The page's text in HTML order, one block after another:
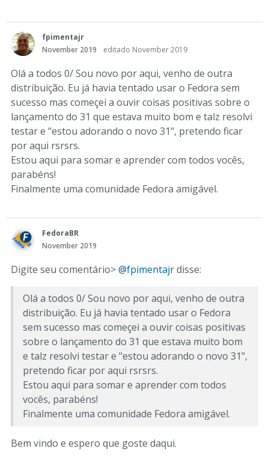
fpimentajr
November 2019
editado November 2019
Olá a todos 0/ Sou novo por aqui, venho de outra
distribuição. Eu já havia tentado usar o Fedora sem
sucesso mas começei a ouvir coisas positivas sobre o
lançamento do 31 que estava muito bom e talz resolvi
testar e "estou adorando o novo 31", pretendo ficar
por aqui rsrsrs.
Estou aqui para somar e aprender com todos vocês,
parabéns!
Finalmente uma comunidade Fedora amigável.
FedoraBR
November 2019
Digite seu comentário>@fpimentajrdisse:
Olá a todos 0/ Sou novo por aqui, venho de outra
distribuição. Eu já havia tentado usar o Fedora
sem sucesso mas começei a ouvir coisas positivas
sobre o lançamento do 31 que estava muito bom
e talz resolvi testar e "estou adorando o novo 31",
pretendo ficar por aqui rsrsrs.
Estou aqui para somar e aprender com todos
vocês, parabéns!
Finalmente uma comunidade Fedora amigável.
Bem vindo e espero que goste daqui.